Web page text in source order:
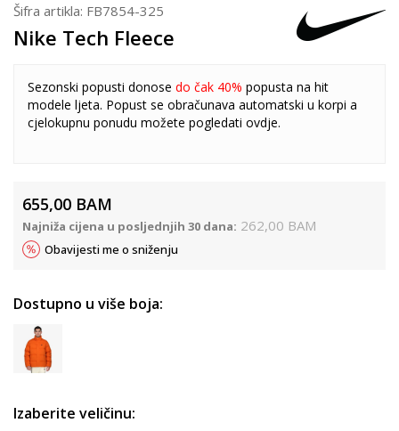
Šifra artikla: FB7854-325
Nike Tech Fleece
Sezonski popusti donose do čak 40% popusta na hit
modele ljeta. Popust se obračunava automatski u korpi a
cjelokupnu ponudu možete pogledati ovdje.
655,00 BAM
Najniža cijena u posljednjih 30 dana: 262,00 BAM
Obavijesti me o sniženju
Dostupno u više boja:
Izaberite veličinu: